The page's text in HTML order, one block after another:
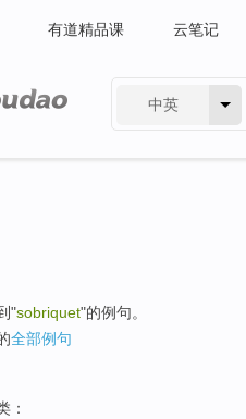
有道精品课 云笔记
中英
"sobriquet"的例句。
全部例句
：